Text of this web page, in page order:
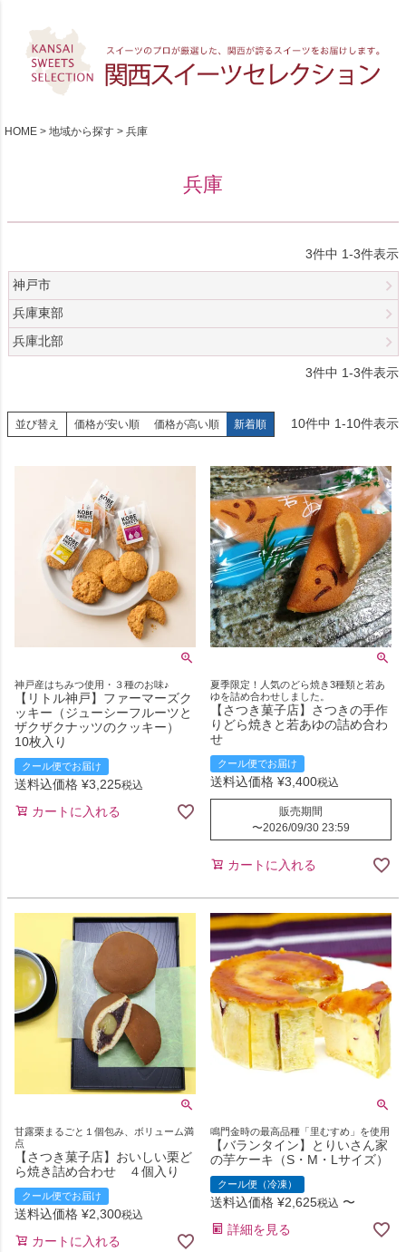
HOME 地域から探す 兵庫
兵庫
3件中 1-3件表示
神戸市
兵庫東部
兵庫北部
3件中 1-3件表示
並び替え 価格が安い順 価格が高い順 新着順 10件中 1-10件表示
神戸産はちみつ使用・３種のお味♪
【リトル神戸】ファーマーズク
ッキー（ジューシーフルーツと
ザクザクナッツのクッキー）
10枚入り
クール便でお届け
送料込価格 ¥3,225税込
カートに入れる
夏季限定！人気のどら焼き3種類と若あ
ゆを詰め合わせしました。
【さつき菓子店】さつきの手作
りどら焼きと若あゆの詰め合わ
せ
クール便でお届け
送料込価格 ¥3,400税込
販売期間
〜2026/09/30 23:59
カートに入れる
甘露栗まるごと１個包み、ボリューム満
点
【さつき菓子店】おいしい栗ど
ら焼き詰め合わせ ４個入り
クール便でお届け
送料込価格 ¥2,300税込
カートに入れる
鳴門金時の最高品種「里むすめ」を使用
【バランタイン】とりいさん家
の芋ケーキ（S・M・Lサイズ）
クール便（冷凍）
送料込価格 ¥2,625税込 〜
詳細を見る